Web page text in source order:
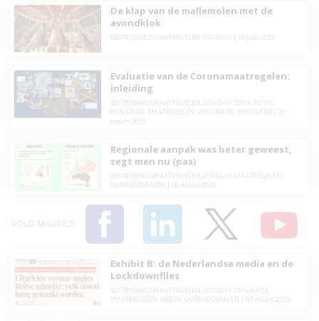
De klap van de mallemolen met de
avondklok
BESTRIJDINGSMAATREGELEN COVID-19| 16 juni 2023
Evaluatie van de Coronamaatregelen:
inleiding
BESTRIJDINGSMAATREGELEN COVID-19, DATA-R0-IFR
EVALUATIE
MAATREGELEN VACCINATIE VENTILATIE
22
maart 2023
Regionale aanpak was beter geweest,
zegt men nu (pas)
BESTRIJDINGSMAATREGELEN COVID-19, MAATREGELEN
OVERHEIDSFALEN
08 maart 2023
Exhibit B: de Nederlandse media en de
Lockdownfiles
BESTRIJDINGSMAATREGELEN COVID-19, EVALUATIE
MAATREGELEN MEDIA OVERHEIDSFALEN 07 maart 2023